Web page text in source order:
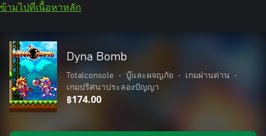
ข้ามไปที่เนื้อหาหลัก
Dyna Bomb
Totalconsole • บู๊และผจญภัย • เกมผ่านด่าน
•
เกมปริศนาประลองปัญญา
฿174.00